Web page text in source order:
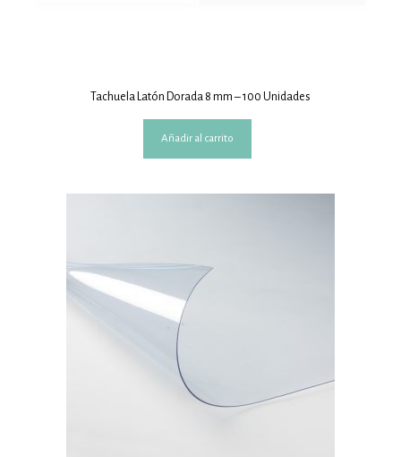
Tachuela Latón Dorada 8 mm – 100 Unidades
Añadir al carrito